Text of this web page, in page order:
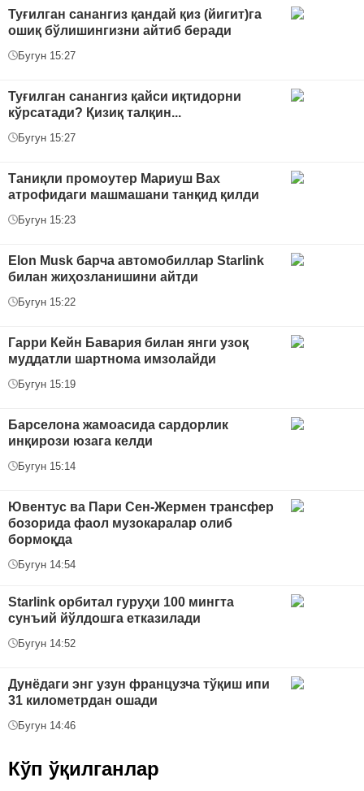
Туғилган санангиз қандай қиз (йигит)га
ошиқ бўлишингизни айтиб беради
Бугун 15:27
Туғилган санангиз қайси иқтидорни
кўрсатади? Қизиқ талқин...
Бугун 15:27
Таниқли промоутер Мариуш Вах
атрофидаги машмашани танқид қилди
Бугун 15:23
Elon Musk барча автомобиллар Starlink
билан жиҳозланишини айтди
Бугун 15:22
Гарри Кейн Бавария билан янги узоқ
муддатли шартнома имзолайди
Бугун 15:19
Барселона жамоасида сардорлик
инқирози юзага келди
Бугун 15:14
Ювентус ва Пари Сен-Жермен трансфер
бозорида фаол музокаралар олиб
бормоқда
Бугун 14:54
Starlink орбитал гуруҳи 100 мингта
сунъий йўлдошга етказилади
Бугун 14:52
Дунёдаги энг узун французча тўқиш ипи
31 километрдан ошади
Бугун 14:46
Кўп ўқилганлар